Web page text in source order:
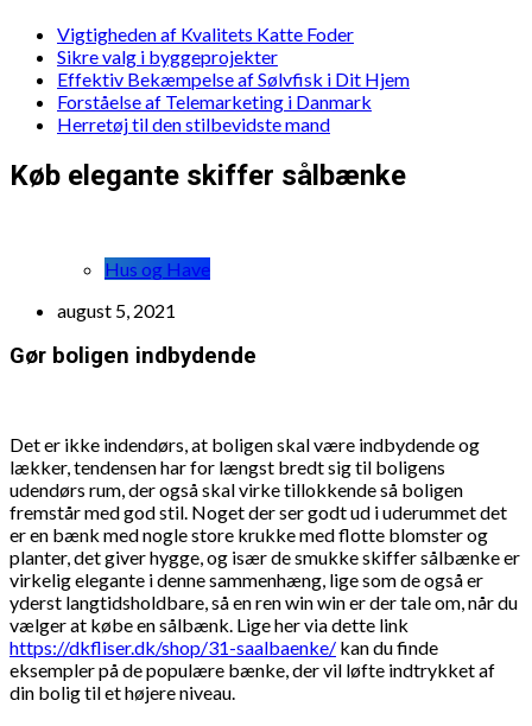
Vigtigheden af Kvalitets Katte Foder
Sikre valg i byggeprojekter
Effektiv Bekæmpelse af Sølvfisk i Dit Hjem
Forståelse af Telemarketing i Danmark
Herretøj til den stilbevidste mand
Køb elegante skiffer sålbænke
Hus og Have
august 5, 2021
Gør boligen indbydende
Det er ikke indendørs, at boligen skal være indbydende og
lækker, tendensen har for længst bredt sig til boligens
udendørs rum, der også skal virke tillokkende så boligen
fremstår med god stil. Noget der ser godt ud i uderummet det
er en bænk med nogle store krukke med flotte blomster og
planter, det giver hygge, og især de smukke skiffer sålbænke er
virkelig elegante i denne sammenhæng, lige som de også er
yderst langtidsholdbare, så en ren win win er der tale om, når du
vælger at købe en sålbænk. Lige her via dette link
https://dkfliser.dk/shop/31-saalbaenke/ kan du finde
eksempler på de populære bænke, der vil løfte indtrykket af
din bolig til et højere niveau.